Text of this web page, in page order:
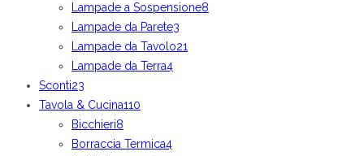
Lampade a Sospensione8
Lampade da Parete3
Lampade da Tavolo21
Lampade da Terra4
Sconti23
Tavola & Cucina110
Bicchieri8
Borraccia Termica4